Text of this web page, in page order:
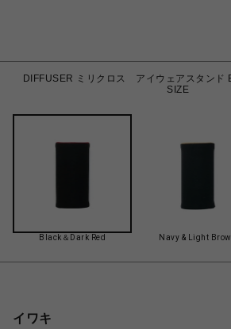
DIFFUSER ミリクロス アイウェアスタンド
SIZE
Black＆Dark Red Navy & Light
イワキ